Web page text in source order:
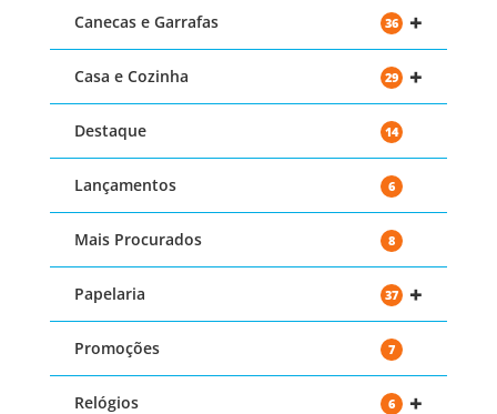
+
Canecas e Garrafas 36
+
Casa e Cozinha 29
Destaque 14
Lançamentos 6
Mais Procurados 8
+
Papelaria 37
Promoções 7
+
Relógios 6